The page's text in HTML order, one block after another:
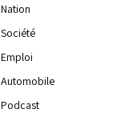
Nation
Société
Emploi
Automobile
Podcast